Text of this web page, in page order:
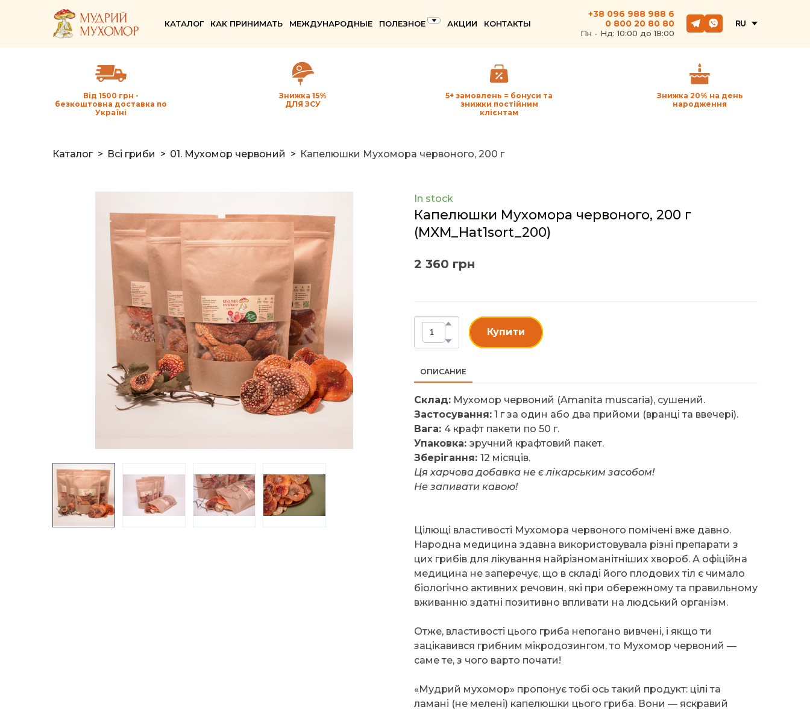
КАТАЛОГ КАК ПРИНИМАТЬ МЕЖДУНАРОДНЫЕ ПОЛЕЗНОЕ АКЦИИ КОНТАКТЫ
+38 096 988 988 6
0 800 20 80 80
Пн - Hд: 10:00 до 18:00
Знижка 15%
ДЛЯ ЗСУ
Від 1500 грн -
безкоштовна доставка по
Україні
5+ замовлень = бонуси та
знижки постійним
клієнтам
Знижка 20% на день
народження
Каталог Всі гриби 01. Мухомор червоний Капелюшки Мухомора червоного, 200 г
In stock
Капелюшки Мухомора червоного, 200 г
(MXM_Hat1sort_200)
2 360 грн
Купити
ОПИСАНИЕ
Склад: Мухомор червоний (Amanita muscaria), сушений.
Застосування: 1 г за один або два прийоми (вранці та ввечері).
Вага: 4 крафт пакети по 50 г.
Упаковка: зручний крафтовий пакет.
Зберігання: 12 місяців.
Ця харчова добавка не є лікарським засобом!
Не запивати кавою!
Цілющі властивості Мухомора червоного помічені вже давно.
Народна медицина здавна використовувала різні препарати з
цих грибів для лікування найрізноманітніших хвороб. А офіційна
медицина не заперечує, що в складі його плодових тіл є чимало
біологічно активних речовин, які при обережному та правильному
вживанню здатні позитивно впливати на людський організм.
Отже, властивості цього гриба непогано вивчені, і якщо ти
зацікавився грибним мікродозингом, то Мухомор червоний —
саме те, з чого варто почати!
«Мудрий мухомор» пропонує тобі ось такий продукт: цілі та
ламані (не мелені) капелюшки цього гриба. Вони — яскравий